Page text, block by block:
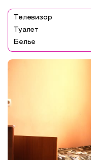
Ультразвуковая
УФ-облучение
Электросон
Электрофорез
Аллерголог-
Врач
Врач по
Педиатр
Физиотерапевт
Телевизор
Туалет
Белье